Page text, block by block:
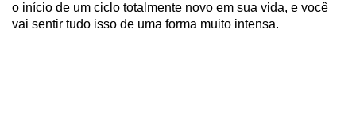
o início de um ciclo totalmente novo em sua vida, e você
vai sentir tudo isso de uma forma muito intensa.